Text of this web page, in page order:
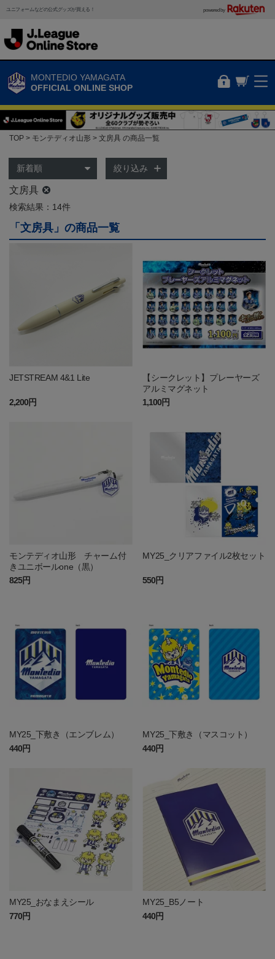
ユニフォームなどの公式グッズが買える！ powered by
MONTEDIO YAMAGATA
OFFICIAL ONLINE SHOP
TOP モンテディオ山形 文房具 の商品一覧
絞り込み
文房具
検索結果：14件
「文房具」の商品一覧
JETSTREAM 4&1 Lite
2,200円
【シークレット】プレーヤーズ
アルミマグネット
1,100円
モンテディオ山形 チャーム付
きユニボールone（黒）
825円
MY25_クリアファイル2枚セット
550円
MY25_下敷き（エンブレム）
440円
MY25_下敷き（マスコット）
440円
MY25_おなまえシール
770円
MY25_B5ノート
440円